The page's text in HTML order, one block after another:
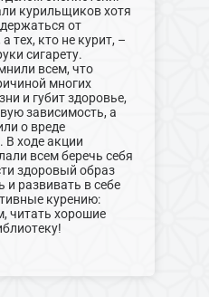
курильщиков хотя
от
тех, кто не курит, –
сигарету.
всем, что
многих
и губит здоровье,
зависимость, а
о вреде
В ходе акции
всем беречь себя
здоровый образ
развивать в себе
курению:
читать хорошие